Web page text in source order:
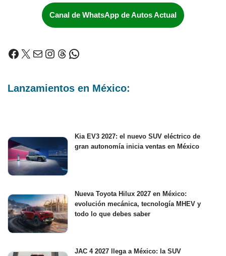
Canal de WhatsApp de Autos Actual
Lanzamientos en México:
Kia EV3 2027: el nuevo SUV eléctrico de
gran autonomía inicia ventas en México
Nueva Toyota Hilux 2027 en México:
evolución mecánica, tecnología MHEV y
todo lo que debes saber
JAC 4 2027 llega a México: la SUV